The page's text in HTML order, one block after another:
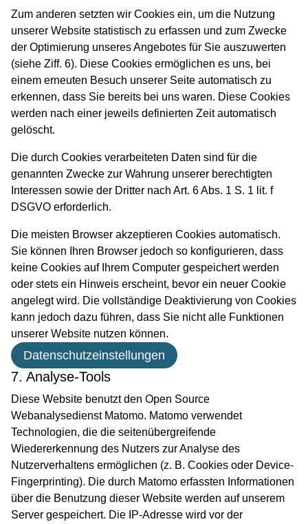
Zum anderen setzten wir Cookies ein, um die Nutzung
unserer Website statistisch zu erfassen und zum Zwecke
der Optimierung unseres Angebotes für Sie auszuwerten
(siehe Ziff. 6). Diese Cookies ermöglichen es uns, bei
einem erneuten Besuch unserer Seite automatisch zu
erkennen, dass Sie bereits bei uns waren. Diese Cookies
werden nach einer jeweils definierten Zeit automatisch
gelöscht.
Die durch Cookies verarbeiteten Daten sind für die
genannten Zwecke zur Wahrung unserer berechtigten
Interessen sowie der Dritter nach Art. 6 Abs. 1 S. 1 lit. f
DSGVO erforderlich.
Die meisten Browser akzeptieren Cookies automatisch.
Sie können Ihren Browser jedoch so konfigurieren, dass
keine Cookies auf Ihrem Computer gespeichert werden
oder stets ein Hinweis erscheint, bevor ein neuer Cookie
angelegt wird. Die vollständige Deaktivierung von Cookies
kann jedoch dazu führen, dass Sie nicht alle Funktionen
unserer Website nutzen können.
Datenschutzeinstellungen
7. Analyse-Tools
Diese Website benutzt den Open Source
Webanalysedienst Matomo. Matomo verwendet
Technologien, die die seitenübergreifende
Wiedererkennung des Nutzers zur Analyse des
Nutzerverhaltens ermöglichen (z. B. Cookies oder Device-
Fingerprinting). Die durch Matomo erfassten Informationen
über die Benutzung dieser Website werden auf unserem
Server gespeichert. Die IP-Adresse wird vor der